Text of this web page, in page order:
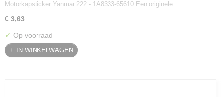
Motorkapsticker Yanmar 222 - 1A8333-65610 Een originele…
€ 3,63
✓ Op voorraad
IN WINKELWAGEN